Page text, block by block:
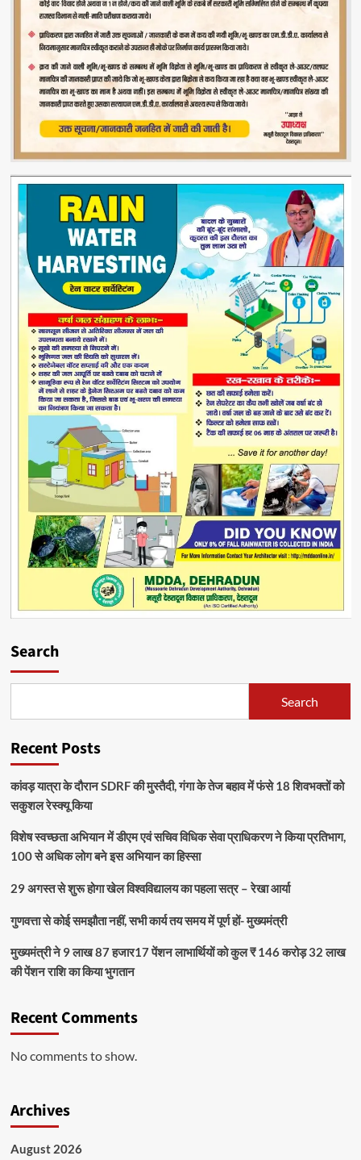
Search
Search
Recent Posts
कांवड़ यात्रा के दौरान SDRF की मुस्तैदी, गंगा के तेज बहाव में फंसे 18 शिवभक्तों को
सकुशल रेस्क्यू किया
विशेष स्वच्छता अभियान में डीएम एवं सचिव विधिक सेवा प्राधिकरण ने किया प्रतिभाग,
100 से अधिक लोग बने इस अभियान का हिस्सा
29 अगस्त से शुरू होगा खेल विश्वविद्यालय का पहला सत्र – रेखा आर्या
गुणवत्ता से कोई समझौता नहीं, सभी कार्य तय समय में पूर्ण हों- मुख्यमंत्री
मुख्यमंत्री ने 9 लाख 87 हजार17 पेंशन लाभार्थियों को कुल ₹ 146 करोड़ 32 लाख
की पेंशन राशि का किया भुगतान
Recent Comments
No comments to show.
Archives
August 2026